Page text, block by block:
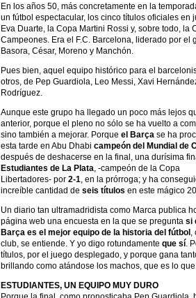
En los años 50, más concretamente en la
un fútbol espectacular, los cinco títulos oficiales
Eva Duarte, la Copa Martini Rossi y, sobre todo,
Campeones. Era el F.C. Barcelona, liderado por
Basora, César, Moreno y Manchón.
Pues bien, aquel equipo histórico para el
otros, de Pep Guardiola, Leo Messi, Xavi
Rodríguez.
Aunque este grupo ha llegado un poco más lejos
anterior, porque el pleno no sólo se ha vuelto a
sino también a mejorar. Porque el Barça se ha
esta tarde en Abu Dhabi campeón del Mundial de
después de deshacerse en la final, una durísima
Estudiantes de La Plata, -campeón de la Copa
Libertadores- por 2-1, en la prórroga; y ha
increíble cantidad de seis títulos en este mágico
Un diario tan ultramadridista como Marca publica
página web una encuesta en la que se pregunta si
Barça es el mejor equipo de la historia del fútbol ,
club, se entiende. Y yo digo rotundamente que sí.
títulos, por el juego desplegado, y porque gana
brillando como atándose los machos, que es lo
ESTUDIANTES, UN EQUIPO MUY DURO